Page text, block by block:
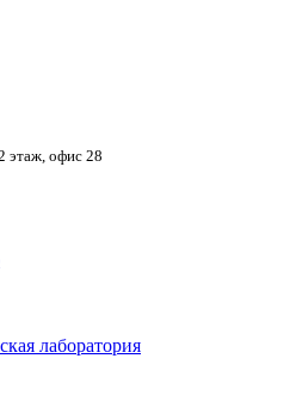
этаж, офис 28
лаборатория